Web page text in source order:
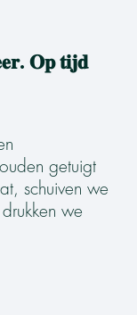
𝐎𝐩 𝐭𝐢𝐣𝐝
getuigt
schuiven we
we